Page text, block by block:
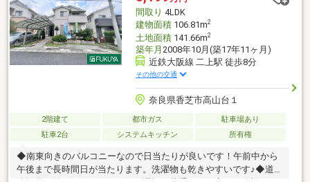
良好、眺望良好、都市ガス、高台に立地
間取り 4LDK
建物面積106.81m2
土地面積141.66m2
築年月 2008年10月(築17年11ヶ月)
近鉄大阪線 二上駅 徒歩8分
その他の交通
奈良県香芝市高山台１
2階建て 都市ガス
駐車場あり
駐車2台
システムキッチン 所有権
◆南東向きのバルコニーなので日当たりが良いです！午前中から
午後まで長時間日が当たります。洗濯物も乾きやすいです♪◆道